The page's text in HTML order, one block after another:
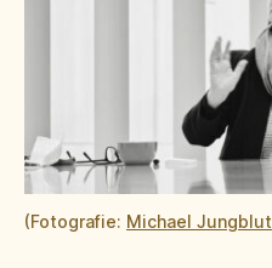
(Fotografie: Michael Jungblut